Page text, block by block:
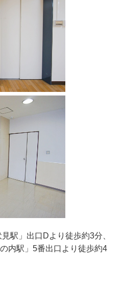
駅」出口Dより徒歩約3分、
内駅」5番出口より徒歩約4